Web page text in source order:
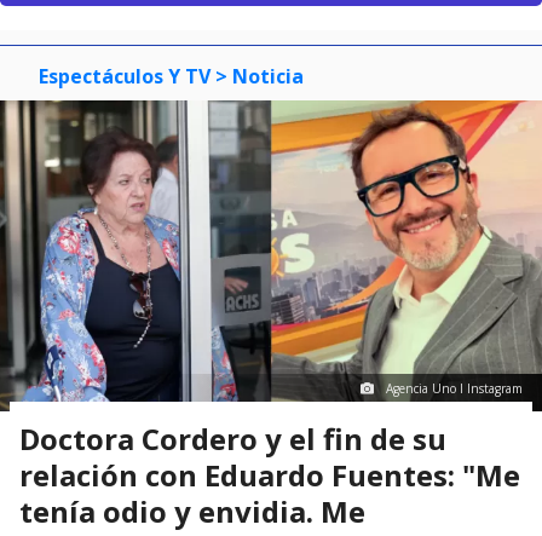
Espectáculos Y TV > Noticia
Agencia Uno I Instagram
Doctora Cordero y el fin de su
relación con Eduardo Fuentes: "Me
tenía odio y envidia. Me